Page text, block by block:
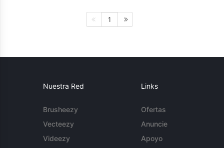
1
Nuestra Red
Brusheezy
Vecteezy
Videezy
Links
Ofertas
Anuncie
Apoyo